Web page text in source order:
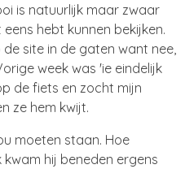
is natuurlijk maar zwaar
hebt kunnen bekijken.
site in de gaten want nee,
week was 'ie eindelijk
de fiets en zocht mijn
ze hem kwijt.
moeten staan. Hoe
hij beneden ergens